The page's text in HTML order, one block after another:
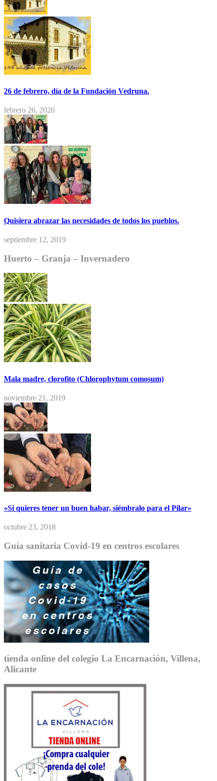
26 de febrero, día de la Fundación Vedruna.
febrero 26, 2020
Quisiera abrazar las necesidades de todos los pueblos.
septiembre 12, 2019
Huerto – Granja – Invernadero
Mala madre, clorofito (Chlorophytum comosum)
noviembre 21, 2019
«Si quieres tener un buen habar, siémbralo para el Pilar»
octubre 23, 2018
Guía sanitaria Covid-19 en centros escolares
tienda online del colegio La Encarnación, Villena,
Alicante